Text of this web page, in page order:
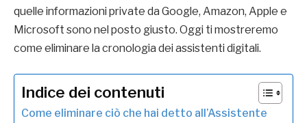
quelle informazioni private da Google, Amazon, Apple e
Microsoft sono nel posto giusto. Oggi ti mostreremo
come eliminare la cronologia dei assistenti digitali.
Indice dei contenuti
Come eliminare ciò che hai detto all’Assistente